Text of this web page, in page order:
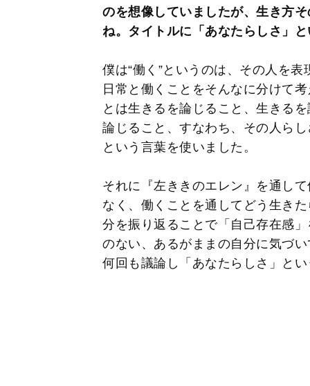
のを想像していましたが、生き方
ね。タイトルに「あなたらしさ」
僕は“働く”というのは、その人を
日常と働くことをそんなに分けて
とは生きるを論じること、生きる
論じること、すなわち、その人ら
という言葉を使いました。
それに『左ききのエレン』を通し
なく、働くことを通してどう生き
分を振り返ることで「自己存在感
のない、あるがままの自分に気づ
何回も議論し「あなたらしさ」とい